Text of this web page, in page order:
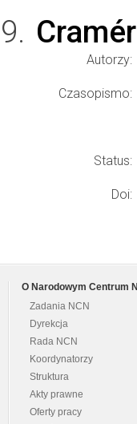
Autorzy:
Czasopismo:
Status:
Doi:
O Narodowym Centrum
Zadania NCN
Dyrekcja
Rada NCN
Koordynatorzy
Struktura
Akty prawne
Oferty pracy